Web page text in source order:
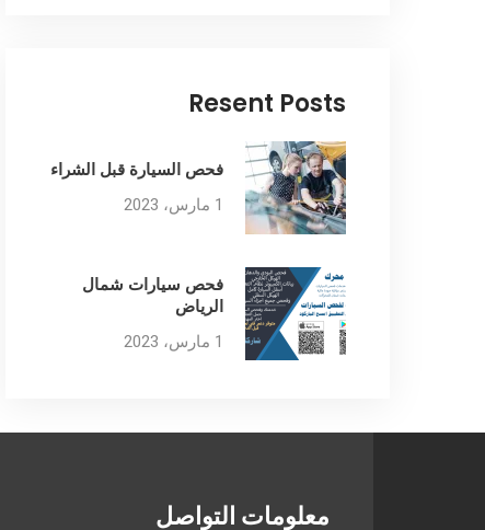
Resent Posts
فحص السيارة قبل الشراء
1 مارس، 2023
فحص سيارات شمال
الرياض
1 مارس، 2023
معلومات التواصل